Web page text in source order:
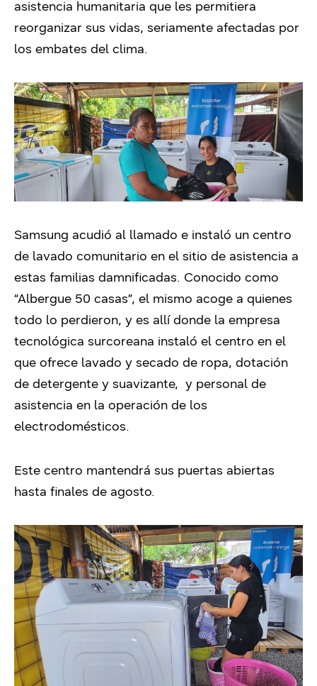
asistencia humanitaria que les permitiera
reorganizar sus vidas, seriamente afectadas por
los embates del clima.
Samsung acudió al llamado e instaló un centro
de lavado comunitario en el sitio de asistencia a
estas familias damnificadas. Conocido como
“Albergue 50 casas”, el mismo acoge a quienes
todo lo perdieron, y es allí donde la empresa
tecnológica surcoreana instaló el centro en el
que ofrece lavado y secado de ropa, dotación
de detergente y suavizante, y personal de
asistencia en la operación de los
electrodomésticos.
Este centro mantendrá sus puertas abiertas
hasta finales de agosto.